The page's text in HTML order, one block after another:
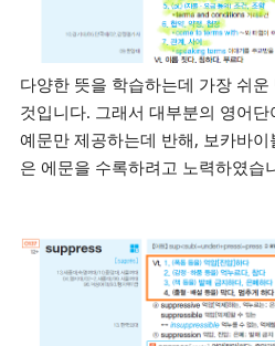
다양한 뜻을 학습하는데 가장 쉬
것입니다. 그래서 대부분의 영어
예문만 제공하는데 반해, 보카바
은 에문을 수록하려고 노력하였습